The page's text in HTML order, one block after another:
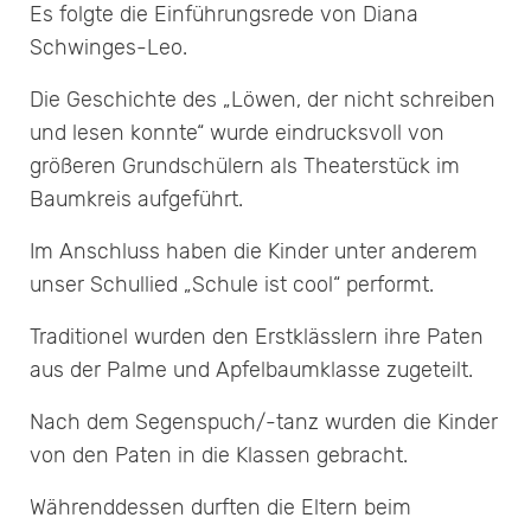
Es folgte die Einführungsrede von Diana
Schwinges-Leo.
Die Geschichte des „Löwen, der nicht schreiben
und lesen konnte“ wurde eindrucksvoll von
größeren Grundschülern als Theaterstück im
Baumkreis aufgeführt.
Im Anschluss haben die Kinder unter anderem
unser Schullied „Schule ist cool“ performt.
Traditionel wurden den Erstklässlern ihre Paten
aus der Palme und Apfelbaumklasse zugeteilt.
Nach dem Segenspuch/-tanz wurden die Kinder
von den Paten in die Klassen gebracht.
Währenddessen durften die Eltern beim